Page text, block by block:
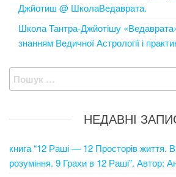
Джйотиш @ ШколаВедаврата.
Школа Тантра-Джйотішу
знанням Ведичної Астрології і
Пошук:
НЕДАВНІ
книга “12 Раші — 12 Просторів життя.
розуміння. 9 Грахи в 12 Раші”. Автор: